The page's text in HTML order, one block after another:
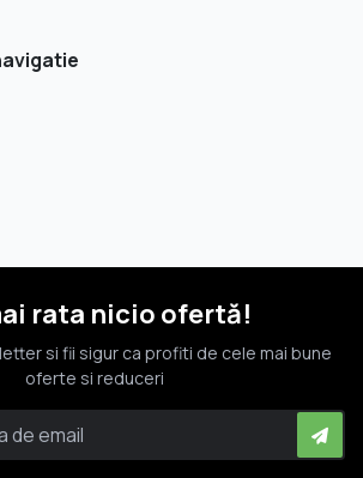
rata nicio ofertă!
si fii sigur ca profiti de cele mai bune
oferte si reduceri